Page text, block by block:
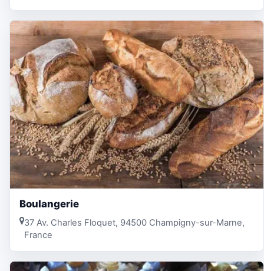
Boulangerie
37 Av. Charles Floquet, 94500 Champigny-sur-Marne,
France